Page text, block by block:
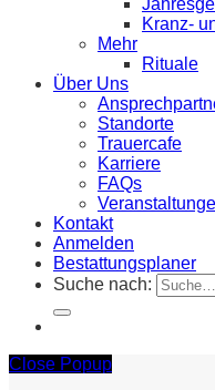
Kranz-
Mehr
Rituale
Über Uns
Standorte
Trauercafe
Karriere
FAQs
Kontakt
Anmelden
Bestattungsplaner
Suche nach:
Close Popup